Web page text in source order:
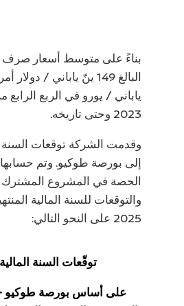
بناءً على متوسط ​​أسعار صرف
ياباني / يورو في الربع الرابع
2023 وحتى تاريخه.
وقدمت الشركة توقعات السنة
إلى بورصة طوكيو. وتم
الحصة في المشروع المشترك
2025 على النحو التالي:
توقّعات السنة المالية
على أساس بورصة